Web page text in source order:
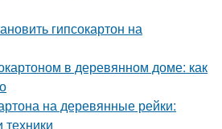
гипсокартон на
в деревянном доме: как
на деревянные рейки: